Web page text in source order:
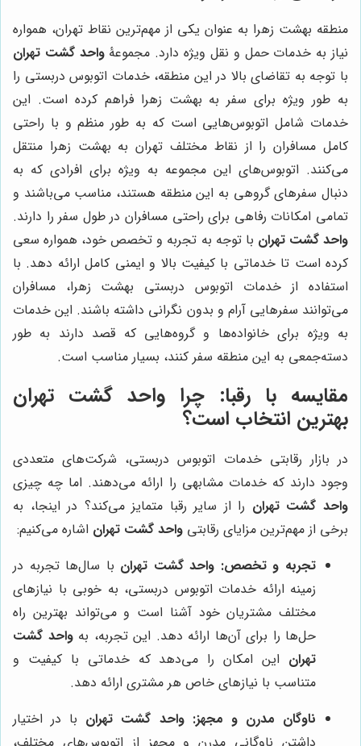
منطقه بهشت زهرا به عنوان یکی از مهم‌ترین نقاط تهران، همواره
نیاز به خدمات حمل و نقل ویژه دارد. مجموعۀواحد گشت تهران
با توجه به تقاضای بالا در این منطقه، خدمات اتوبوس دربستی را
به طور ویژه برای سفر به بهشت زهرا فراهم کرده است. این
خدمات شامل اتوبوس‌هایی است که به طور منظم و با راحتی
کامل مسافران را از نقاط مختلف تهران به بهشت زهرا منتقل
می‌کنند. اتوبوس‌های این مجموعه به ویژه برای افرادی که به
دنبال سفرهای گروهی به این منطقه هستند، مناسب می‌باشند و
تمامی امکانات رفاهی برای راحتی مسافران در طول سفر را دارند.
واحد گشت تهران با توجه به تجربه و تخصص خود، همواره سعی
کرده است تا خدماتی با کیفیت بالا و ایمنی کامل ارائه دهد. با
استفاده از خدمات اتوبوس دربستی بهشت زهرا، مسافران
می‌توانند سفرهایی آرام و بدون نگرانی داشته باشند. این خدمات
به ویژه برای خانواده‌ها و گروه‌هایی که قصد دارند به طور
دسته‌جمعی به این منطقه سفر کنند، بسیار مناسب است.
مقایسه با رقبا: چرا واحد گشت تهران
بهترین انتخاب است؟
در بازار رقابتی خدمات اتوبوس دربستی، شرکت‌های متعددی
وجود دارند که خدمات مشابهی را ارائه می‌دهند. اما چه چیزی
واحد گشت تهران را از سایر رقبا متمایز می‌کند؟ در اینجا، به
برخی از مهم‌ترین مزایای رقابتی واحد گشت تهران اشاره می‌کنیم:
تجربه و تخصص: واحد گشت تهران با سال‌ها تجربه در
زمینه ارائه خدمات اتوبوس دربستی، به خوبی با نیازهای
مختلف مشتریان خود آشنا است و می‌تواند بهترین راه
حل‌ها را برای آن‌ها ارائه دهد. این تجربه، بهواحد گشت
تهران این امکان را می‌دهد که خدماتی با کیفیت و
متناسب با نیازهای خاص هر مشتری ارائه دهد.
ناوگان مدرن و مجهز: واحد گشت تهران با در اختیار
داشتن ناوگانی مدرن و مجهز از اتوبوس‌های مختلف،